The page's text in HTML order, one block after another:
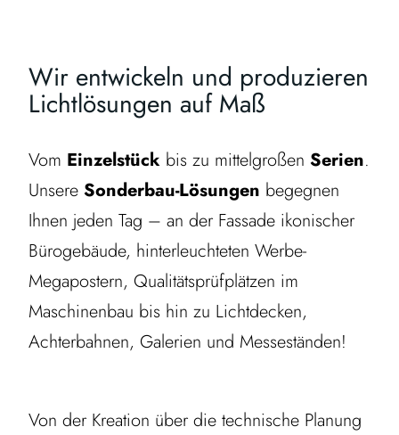
Wir entwickeln und produzieren
Lichtlösungen auf Maß
Vom Einzelstück bis zu mittelgroßen Serien.
Unsere Sonderbau-Lösungen begegnen
Ihnen jeden Tag – an der Fassade ikonischer
Bürogebäude, hinterleuchteten Werbe-
Megapostern, Qualitätsprüfplätzen im
Maschinenbau bis hin zu Lichtdecken,
Achterbahnen, Galerien und Messeständen!
Von der Kreation über die technische Planung